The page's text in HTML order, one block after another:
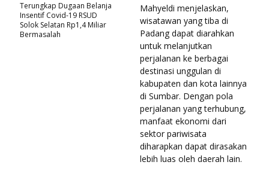
Mahyeldi menjelaskan,
wisatawan yang tiba di
Padang dapat diarahkan
untuk melanjutkan
perjalanan ke berbagai
destinasi unggulan di
kabupaten dan kota lainnya
di Sumbar. Dengan pola
perjalanan yang terhubung,
manfaat ekonomi dari
sektor pariwisata
diharapkan dapat dirasakan
lebih luas oleh daerah lain.
Terungkap Dugaan Belanja
Insentif Covid-19 RSUD
Solok Selatan Rp1,4 Miliar
Bermasalah